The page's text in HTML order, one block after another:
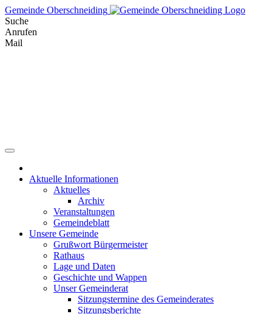
Skip
to
content
Gemeinde Oberschneiding
Suche
Anrufen
Mail
Aktuelle Informationen
Aktuelles
Archiv
Veranstaltungen
Gemeindeblatt
Unsere Gemeinde
Grußwort Bürgermeister
Rathaus
Lage und Daten
Geschichte und Wappen
Unser Gemeinderat
Sitzungstermine des Gemeinderates
Sitzungsberichte